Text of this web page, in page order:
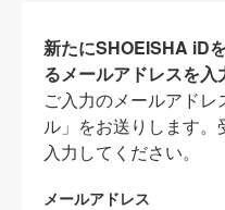
新たにSHOEISHA iD
るメールアドレスを入
ご入力のメールアド
ル」をお送りします
入力してください。
メールアドレス